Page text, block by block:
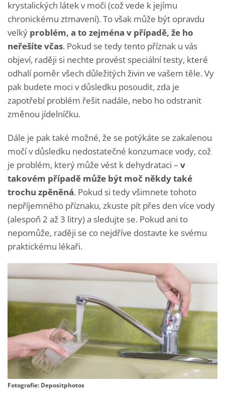
krystalických látek v moči (což vede k jejímu
chronickému ztmavení). To však může být opravdu
velký problém, a to zejména v případě, že ho
neřešíte včas. Pokud se tedy tento příznak u vás
objeví, raději si nechte provést speciální testy, které
odhalí poměr všech důležitých živin ve vašem těle. Vy
pak budete moci v důsledku posoudit, zda je
zapotřebí problém řešit nadále, nebo ho odstranit
změnou jídelníčku.
Dále je pak také možné, že se potýkáte se zakalenou
močí v důsledku nedostatečné konzumace vody, což
je problém, který může vést k dehydrataci – v
takovém případě může být moč někdy také
trochu zpěněná. Pokud si tedy všimnete tohoto
nepříjemného příznaku, zkuste pít přes den více vody
(alespoň 2 až 3 litry) a sledujte se. Pokud ani to
nepomůže, raději se co nejdříve dostavte ke svému
praktickému lékaři.
Fotografie: Depositphotos